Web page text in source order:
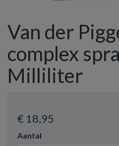
Van der
complex
Milliliter
€ 18,95
Aantal